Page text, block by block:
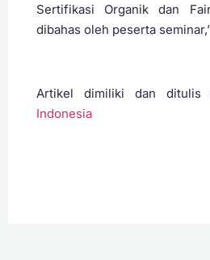
Sertifikasi Organik dan
dibahas oleh peserta
Artikel dimiliki dan ditulis
Indonesia